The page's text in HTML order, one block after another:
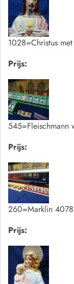
1028=Christus
Prijs:
545=Fleischmann
Prijs:
260=Marklin
Prijs: